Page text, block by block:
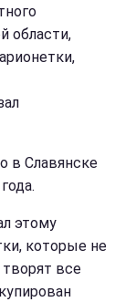
области,
в Славянске
этому
которые не
все